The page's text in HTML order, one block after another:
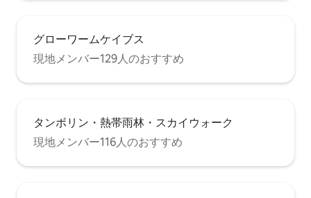
グローワームケイブス
現地メンバー129人のおすすめ
タンボリン・熱帯雨林・スカイウォーク
現地メンバー116人のおすすめ